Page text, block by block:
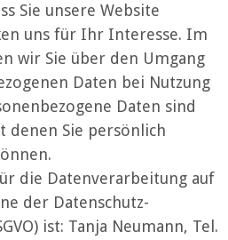
Sie unsere Website
uns für Ihr Interesse. Im
wir Sie über den Umgang
Daten bei Nutzung
Daten sind
denen Sie persönlich
die Datenverarbeitung auf
der Datenschutz-
ist: Tanja Neumann, Tel.